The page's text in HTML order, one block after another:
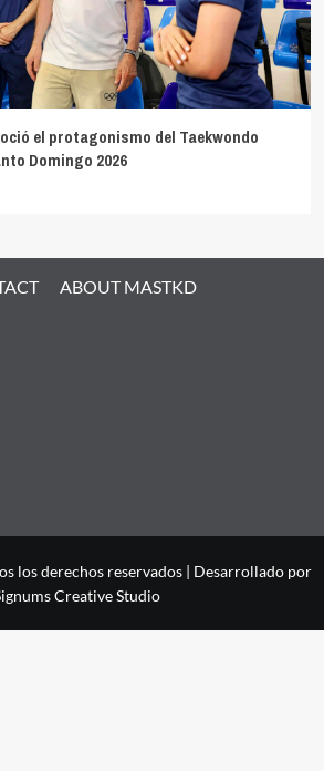
el protagonismo del Taekwondo
Domingo 2026
ABOUT MASTKD